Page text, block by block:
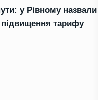
у Рівному назвали
підвищення тарифу